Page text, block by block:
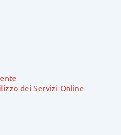
dei Servizi Online